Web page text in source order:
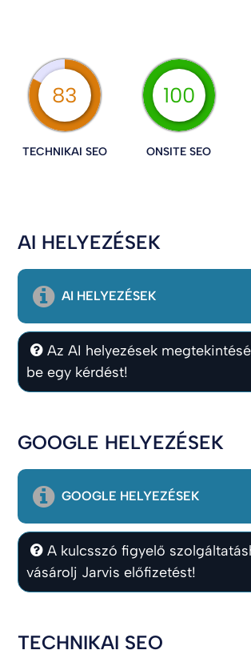
83
TECHNIKAI SEO
100
ONSITE SEO
AI HELYEZÉSEK
AI HELYEZÉSEK
Az AI helyezések
be egy kérdést!
GOOGLE HELYEZÉSEK
GOOGLE HELYEZÉSEK
A kulcsszó figyelő
vásárolj Jarvis előfizetést!
TECHNIKAI SEO